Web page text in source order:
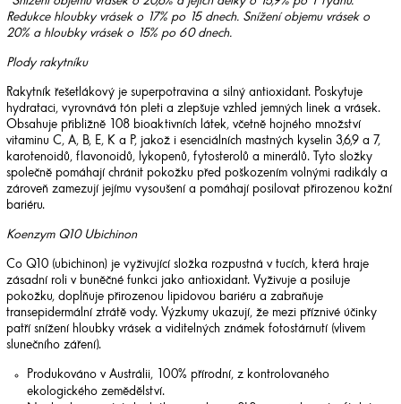
Redukce hloubky vrásek o 17% po 15 dnech. Snížení objemu vrásek o
20% a hloubky vrásek o 15% po 60 dnech.
Plody rakytníku
Rakytník řešetlákový je superpotravina a silný antioxidant. Poskytuje
hydrataci, vyrovnává tón pleti a zlepšuje vzhled jemných linek a vrásek.
Obsahuje přibližně 108 bioaktivních látek, včetně hojného množství
vitaminu C, A, B, E, K a P, jakož i esenciálních mastných kyselin 3,6,9 a 7,
karotenoidů, flavonoidů, lykopenů, fytosterolů a minerálů. Tyto složky
společně pomáhají chránit pokožku před poškozením volnými radikály a
zároveň zamezují jejímu vysoušení a pomáhají posilovat přirozenou kožní
bariéru.
Koenzym Q10 Ubichinon
Co Q10 (ubichinon) je vyživující složka rozpustná v tucích, která hraje
zásadní roli v buněčné funkci jako antioxidant. Vyživuje a posiluje
pokožku, doplňuje přirozenou lipidovou bariéru a zabraňuje
transepidermální ztrátě vody. Výzkumy ukazují, že mezi příznivé účinky
patří snížení hloubky vrásek a viditelných známek fotostárnutí (vlivem
slunečního záření).
Produkováno v Austrálii, 100% přírodní, z kontrolovaného
ekologického zemědělství.